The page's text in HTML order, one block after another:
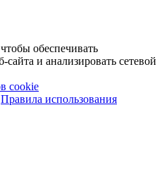
обеспечивать
и анализировать сетевой
cookie
Правила использования